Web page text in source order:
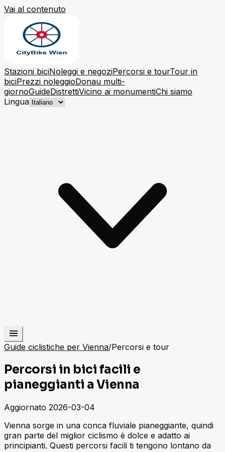
Vai al contenuto
Stazioni biciNoleggi e negoziPercorsi e tourTour in
biciPrezzi noleggioDonau multi-
giornoGuideDistrettiVicino ai monumentiChi siamo
Lingua
Guide ciclistiche per Vienna/Percorsi e tour
Percorsi in bici facili e
pianeggianti a Vienna
Aggiornato 2026-03-04
Vienna sorge in una conca fluviale pianeggiante, quindi
gran parte del miglior ciclismo è dolce e adatto ai
principianti. Questi percorsi facili ti tengono lontano da